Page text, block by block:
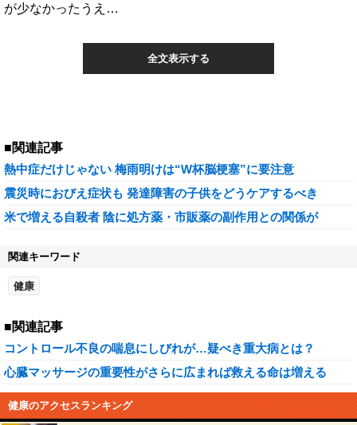
が少なかったうえ…
全文表示する
■関連記事
熱中症だけじゃない 梅雨明けは“W杯脳梗塞”に要注意
震災時におびえ症状も 発達障害の子供をどうケアするべき
米で増える自殺者 陰に処方薬・市販薬の副作用との関係が
関連キーワード
健康
■関連記事
コントロール不良の喘息にしびれが…疑べき重大病とは？
心臓マッサージの重要性がさらに広まれば救える命は増える
健康のアクセスランキング